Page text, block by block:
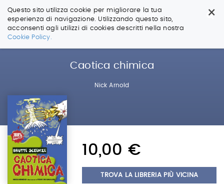
×
Questo sito utilizza cookie per migliorare la tua
esperienza di navigazione. Utilizzando questo sito,
acconsenti agli utilizzi di cookies descritti nella nostra
Cookie Policy.
Salta
Caotica chimica
Nick Arnold
10,00 €
TROVA LA LIBRERIA PIÙ VICINA